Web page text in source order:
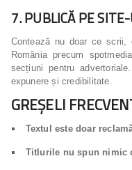
7. PUBLICĂ PE
Contează nu doar ce
România precum
secțiuni pentru
expunere și credibilitate.
GREȘELI
Textul este doar
Titlurile nu spun nimic